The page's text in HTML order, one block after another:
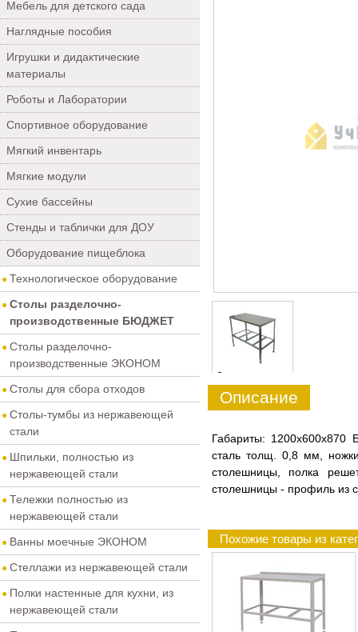
Мебель для детского сада
Наглядные пособия
Игрушки и дидактические
материалы
Роботы и Лаборатории
Спортивное оборудование
Мягкий инвентарь
Мягкие модули
Сухие бассейны
Стенды и таблички для ДОУ
Оборудование пищеблока
Технологическое оборудование
Столы разделочно-
производственные БЮДЖЕТ
Столы разделочно-
производственные ЭКОНОМ
Столы для сбора отходов
Столы-тумбы из нержавеющей
стали
Шпильки, полностью из
нержавеющей стали
Тележки полностью из
нержавеющей стали
Ванны моечные ЭКОНОМ
Стеллажи из нержавеющей стали
Полки настенные для кухни, из
нержавеющей стали
0
Описание
Габариты:
сталь толщ. 0,8 мм,
столешницы, полка
столешницы - профиль из
Похожие товары из